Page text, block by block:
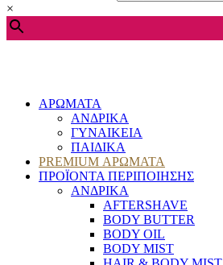
×
ΑΡΩΜΑΤΑ
ΑΝΔΡΙΚΑ
ΓΥΝΑΙΚΕΙΑ
ΠΑΙΔΙΚΑ
PREMIUM ΑΡΩΜΑΤΑ
ΠΡΟΪΟΝΤΑ ΠΕΡΙΠΟΙΗΣΗΣ
ΑΝΔΡΙΚΑ
AFTERSHAVE
BODY BUTTER
BODY OIL
BODY MIST